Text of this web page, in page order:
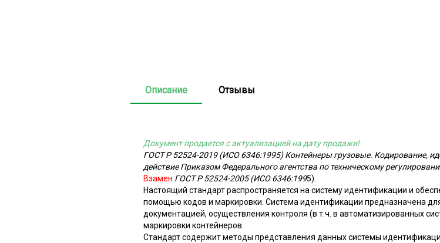
Описание Отзывы
Документ продается с актуализацией на дату продажи!
ГОСТ Р 52524-2019 (ИСО 6346:1995) Контейнеры грузовые. Кодирование,
действие Приказом Федерального агентства по техническому
Взамен ГОСТ Р 52524-2005 (ИСО 6346:1995).
Настоящий стандарт распространяется на систему идентификации и
помощью кодов и маркировки. Система идентификации предназначена
документацией, осуществления контроля (в т.ч. в автоматизированных
маркировки контейнеров.
Стандарт содержит методы представления данных системы